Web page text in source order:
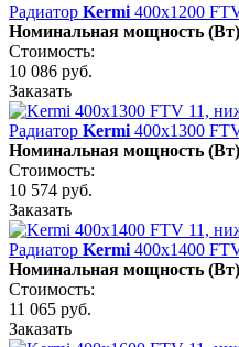
Радиатор Kermi 400х1200
Номинальная мощность
Стоимость:
10 086 руб.
Заказать
Радиатор Kermi 400х1300
Номинальная мощность
Стоимость:
10 574 руб.
Заказать
Радиатор Kermi 400х1400
Номинальная мощность
Стоимость:
11 065 руб.
Заказать